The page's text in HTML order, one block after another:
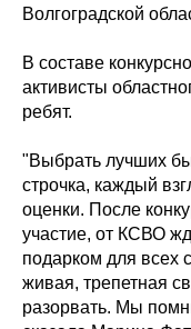
Волгоградской
В составе
активисты
ребят.
"Выбрать лучших
строчка, каждый
оценки. После
участие, от КСВО
подарком для всех
живая, трепетная
разорвать. Мы